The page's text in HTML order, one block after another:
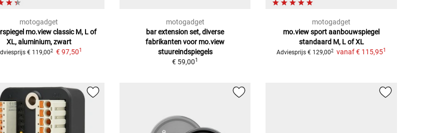
motogadget
mo.view classic M, L of
XL, aluminium, zwart
€ 119,002 € 97,501
motogadget
bar extension set, diverse
fabrikanten voor mo.view
stuureindspiegels
€ 59,001
motogadget
mo.view sport aanbouwspiegel
standaard M, L of XL
Adviesprijs € 129,002 vanaf € 115,951